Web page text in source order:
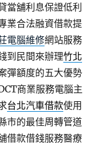
當舖利息保證低利
業合法融資借款提
電腦維修網站服務
到民間來辦理竹北
彈額度的五大優勢
商業服務電腦主
台北汽車借款使用
市的最佳周轉管道
借款借錢服務醫療